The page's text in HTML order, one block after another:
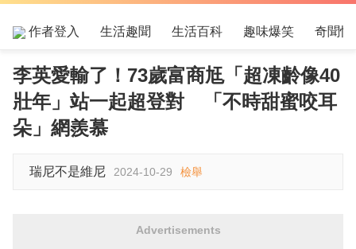
作者登入 生活趣聞 生活百科 趣味爆笑 奇聞怪
李英愛輸了！73歲富商尪「超凍齡像40
壯年」站一起超登對 「不時甜蜜咬耳
朵」網羨慕
瑞尼不是維尼 2024-10-29 檢舉
Advertisements